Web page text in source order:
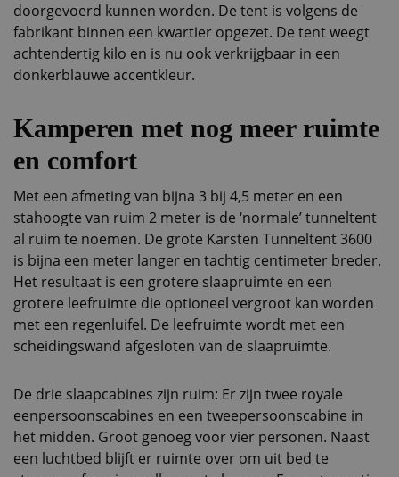
doorgevoerd kunnen worden. De tent is volgens de
fabrikant binnen een kwartier opgezet. De tent weegt
achtendertig kilo en is nu ook verkrijgbaar in een
donkerblauwe accentkleur.
Kamperen met nog meer ruimte
en comfort
Met een afmeting van bijna 3 bij 4,5 meter en een
stahoogte van ruim 2 meter is de ‘normale’ tunneltent
al ruim te noemen. De grote Karsten Tunneltent 3600
is bijna een meter langer en tachtig centimeter breder.
Het resultaat is een grotere slaapruimte en een
grotere leefruimte die optioneel vergroot kan worden
met een regenluifel. De leefruimte wordt met een
scheidingswand afgesloten van de slaapruimte.
De drie slaapcabines zijn ruim: Er zijn twee royale
eenpersoonscabines en een tweepersoonscabine in
het midden. Groot genoeg voor vier personen. Naast
een luchtbed blijft er ruimte over om uit bed te